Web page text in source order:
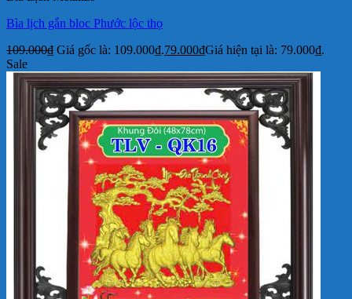
Bìa lịch gắn bloc Phước lộc thọ
109.000₫ Giá gốc là: 109.000₫.79.000₫Giá hiện tại là: 79.000₫.
Sale